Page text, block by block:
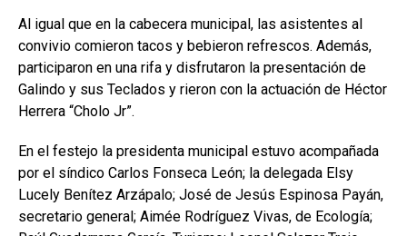
Al igual que en la cabecera municipal, las asistentes al
convivio comieron tacos y bebieron refrescos. Además,
participaron en una rifa y disfrutaron la presentación de
Galindo y sus Teclados y rieron con la actuación de Héctor
Herrera “Cholo Jr”.
En el festejo la presidenta municipal estuvo acompañada
por el síndico Carlos Fonseca León; la delegada Elsy
Lucely Benítez Arzápalo; José de Jesús Espinosa Payán,
secretario general; Aimée Rodríguez Vivas, de Ecología;